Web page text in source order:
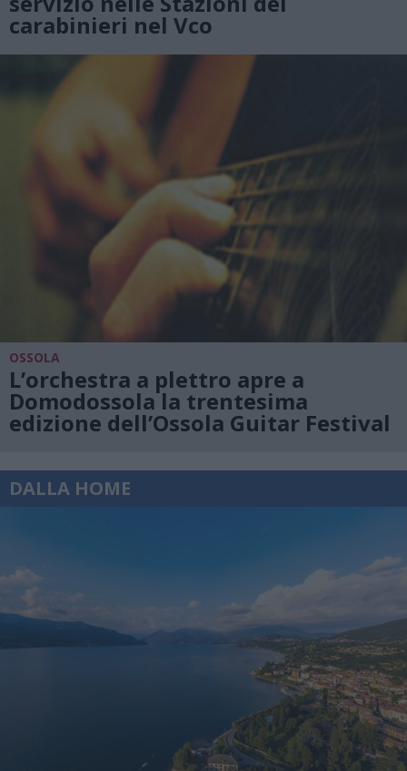
carabinieri nel Vco
OSSOLA
L’orchestra a plettro apre a
Domodossola la trentesima
edizione dell’Ossola Guitar Festival
DALLA HOME